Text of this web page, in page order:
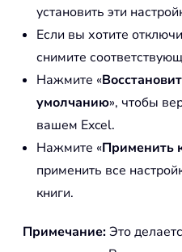
установить эти
Если вы хотите
снимите
Нажмите «
умолчанию», чтобы
вашем Excel.
Нажмите «Применить
применить все
книги.
Примечание:Это